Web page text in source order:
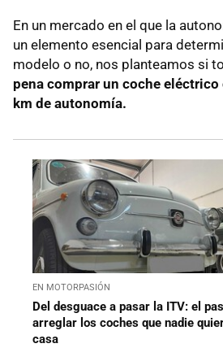
En un mercado en el que la
un elemento esencial para
modelo o no, nos planteamos si
pena comprar un coche
km de autonomía.
EN MOTORPASIÓN
Del desguace a pasar la ITV: el
arreglar los coches que nadie
casa